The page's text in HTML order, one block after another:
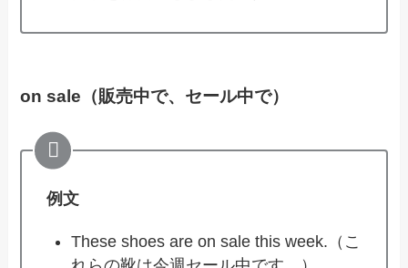
on sale（販売中で、セール中で）
例文
These shoes are on sale this week.（こ